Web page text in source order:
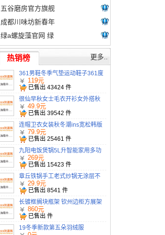
熏鹅，熏爪，武夷
山三湘卤味，朱子
孝母饼
五谷磨房官方旗舰
店 五谷磨房怎么
样
成都川味坊新春年
货网上购物节 年
货 干果 礼品 坚果
炒货 鸭舌 核桃 糕
点 麻辣
绿a螺旋藻官网 绿
a螺旋藻怎么样？
绿a螺旋藻好吗？
热销榜 更多..
361男鞋冬季气垫运动鞋子361度
男士秋季正品网皮面旅游休闲跑
步鞋
119元
已售出 43424 件
很仙早秋女士毛衣开衫女外搭秋
装2019新款学生女装针织外套春
秋潮
49.9元
已售出 39542 件
连帽卫衣女装秋冬潮ins宽松韩版
加厚加绒上衣2019新款中长款外
套
79.9元
已售出 25461 件
九阳电饭煲锅5L升智能家用多功
能柴火饭旗舰店官网正品3-4-6个
人
269元
已售出 15423 件
章丘铁锅手工老式炒锅无涂层不
粘锅家用炒菜锅电磁炉煤气灶专
用锅
29.9元
已售出 8541 件
长镀框搁块瓶架 钦州边柜方展架
玉林后现代板家具
860元
已售出 件
19冬季新款第五朵羽绒服